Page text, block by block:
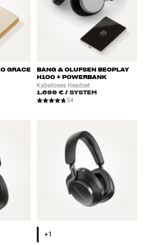
GRACE
BANG & OLUFSEN BEOPLAY
H100 + POWERBANK
Kabelloses Headset
1.699 € / SYSTEM
34